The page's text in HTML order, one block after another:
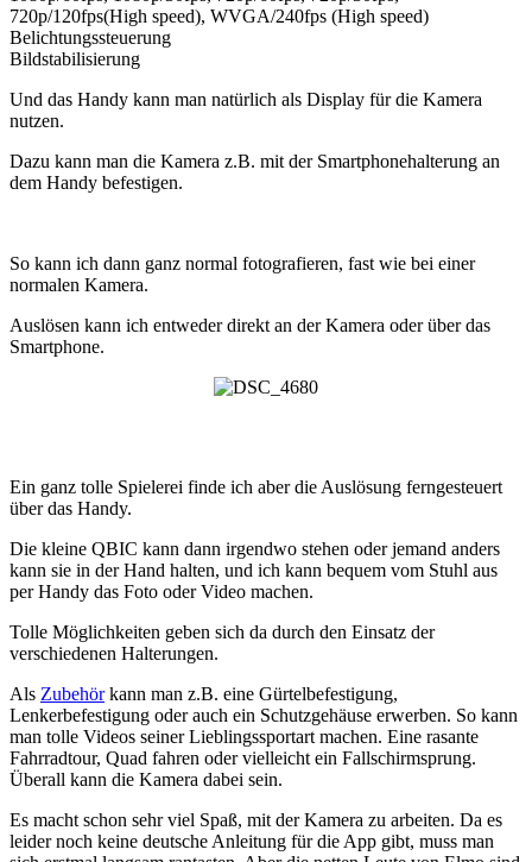
720p/120fps(High speed), WVGA/240fps (High speed)
Belichtungssteuerung
Bildstabilisierung
Und das Handy kann man natürlich als Display für die Kamera
nutzen.
Dazu kann man die Kamera z.B. mit der Smartphonehalterung an
dem Handy befestigen.
So kann ich dann ganz normal fotografieren, fast wie bei einer
normalen Kamera.
Auslösen kann ich entweder direkt an der Kamera oder über das
Smartphone.
Ein ganz tolle Spielerei finde ich aber die Auslösung ferngesteuert
über das Handy.
Die kleine QBIC kann dann irgendwo stehen oder jemand anders
kann sie in der Hand halten, und ich kann bequem vom Stuhl aus
per Handy das Foto oder Video machen.
Tolle Möglichkeiten geben sich da durch den Einsatz der
verschiedenen Halterungen.
Als Zubehörkann man z.B. eine Gürtelbefestigung,
Lenkerbefestigung oder auch ein Schutzgehäuse erwerben. So kann
man tolle Videos seiner Lieblingssportart machen. Eine rasante
Fahrradtour, Quad fahren oder vielleicht ein Fallschirmsprung.
Überall kann die Kamera dabei sein.
Es macht schon sehr viel Spaß, mit der Kamera zu arbeiten. Da es
leider noch keine deutsche Anleitung für die App gibt, muss man